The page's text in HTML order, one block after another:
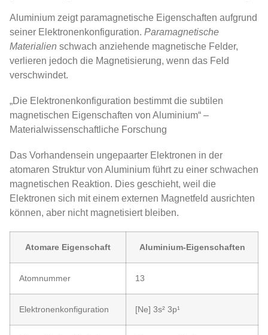
Aluminium zeigt paramagnetische Eigenschaften aufgrund
seiner Elektronenkonfiguration. Paramagnetische
Materialien schwach anziehende magnetische Felder,
verlieren jedoch die Magnetisierung, wenn das Feld
verschwindet.
„Die Elektronenkonfiguration bestimmt die subtilen
magnetischen Eigenschaften von Aluminium“ –
Materialwissenschaftliche Forschung
Das Vorhandensein ungepaarter Elektronen in der
atomaren Struktur von Aluminium führt zu einer schwachen
magnetischen Reaktion. Dies geschieht, weil die
Elektronen sich mit einem externen Magnetfeld ausrichten
können, aber nicht magnetisiert bleiben.
Atomare Eigenschaft Aluminium-Eigenschaften
Atomnummer 13
Elektronenkonfiguration [Ne] 3s² 3p¹